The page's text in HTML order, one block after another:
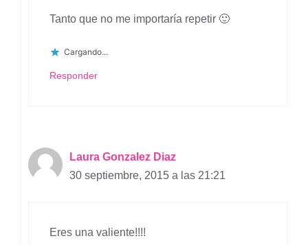
Tanto que no me importaría repetir 🙂
Cargando...
Responder
Laura Gonzalez Diaz
30 septiembre, 2015 a las 21:21
Eres una valiente!!!!